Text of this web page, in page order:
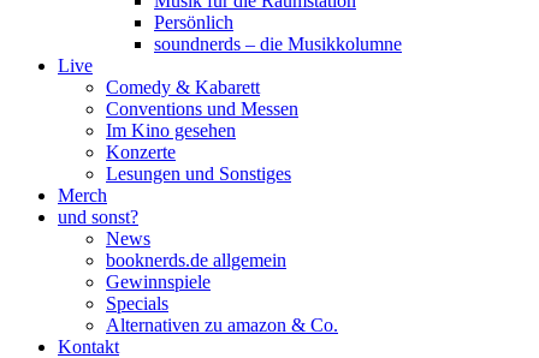
Persönlich
soundnerds – die Musikkolumne
Live
Comedy & Kabarett
Conventions und Messen
Im Kino gesehen
Konzerte
Lesungen und Sonstiges
Merch
und sonst?
News
booknerds.de allgemein
Gewinnspiele
Specials
Alternativen zu amazon & Co.
Kontakt